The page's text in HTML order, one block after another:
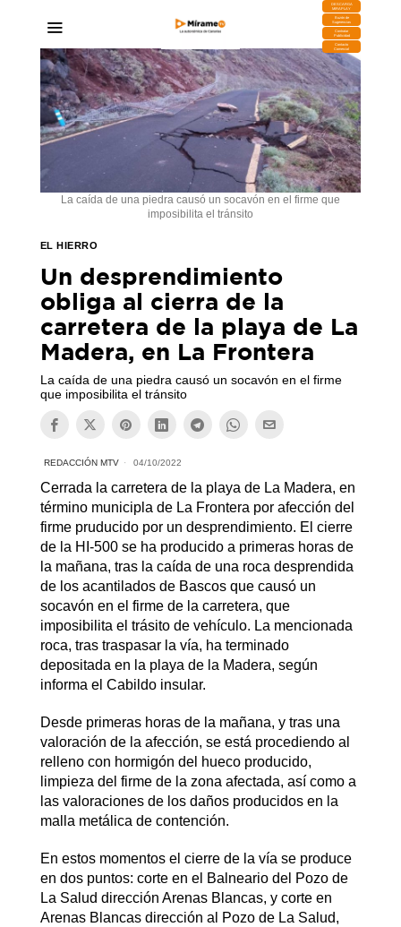
DESCARGA
MIRAPLAY
Buzón de
Sugerencias
Contratar
Publicidad
Contacto
Comercial
La caída de una piedra causó un socavón en el firme que
imposibilita el tránsito
EL HIERRO
Un desprendimiento
obliga al cierra de la
carretera de la playa de La
Madera, en La Frontera
La caída de una piedra causó un socavón en el firme
que imposibilita el tránsito
REDACCIÓN MTV 04/10/2022
Cerrada la carretera de la playa de La Madera, en
término municipla de La Frontera por afección del
firme pruducido por un desprendimiento. El cierre
de la HI-500 se ha producido a primeras horas de
la mañana, tras la caída de una roca desprendida
de los acantilados de Bascos que causó un
socavón en el firme de la carretera, que
imposibilita el trásito de vehículo. La mencionada
roca, tras traspasar la vía, ha terminado
depositada en la playa de la Madera, según
informa el Cabildo insular.
Desde primeras horas de la mañana, y tras una
valoración de la afección, se está procediendo al
relleno con hormigón del hueco producido,
limpieza del firme de la zona afectada, así como a
las valoraciones de los daños producidos en la
malla metálica de contención.
En estos momentos el cierre de la vía se produce
en dos puntos: corte en el Balneario del Pozo de
La Salud dirección Arenas Blancas, y corte en
Arenas Blancas dirección al Pozo de La Salud,